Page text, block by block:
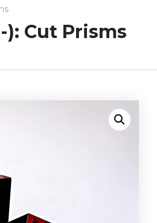
): Cut Prisms